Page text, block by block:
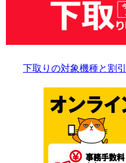
下取りの対象機種と割